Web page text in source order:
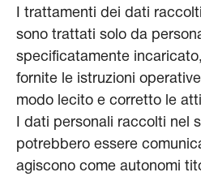
I trattamenti dei dati
sono trattati solo da
specificatamente
fornite le istruzioni
modo lecito e corretto le
I dati personali raccolti nel
potrebbero essere
agiscono come autonomi